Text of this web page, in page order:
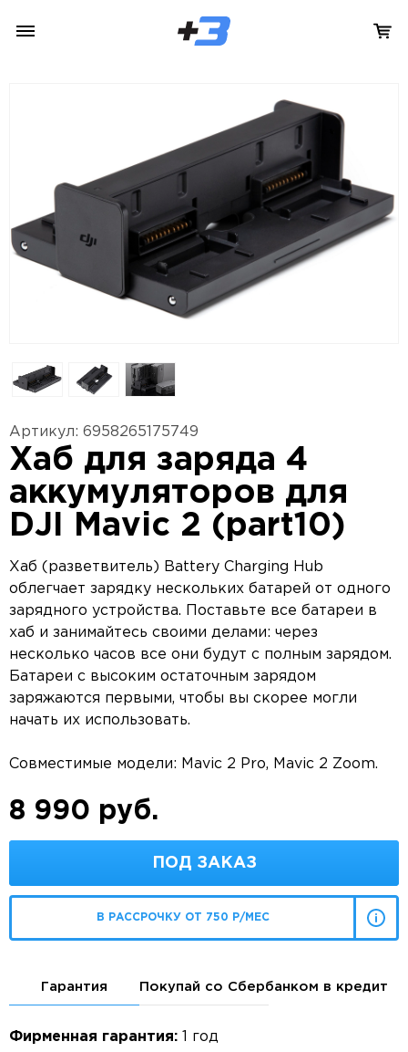
Артикул: 6958265175749
Хаб для заряда 4
аккумуляторов для
DJI Mavic 2 (part10)
Хаб (разветвитель) Battery Charging Hub
облегчает зарядку нескольких батарей от одного
зарядного устройства. Поставьте все батареи в
хаб и занимайтесь своими делами: через
несколько часов все они будут с полным зарядом.
Батареи с высоким остаточным зарядом
заряжаются первыми, чтобы вы скорее могли
начать их использовать.
Совместимые модели: Mavic 2 Pro, Mavic 2 Zoom.
8 990 руб.
ПОД ЗАКАЗ
В РАССРОЧКУ ОТ 750 Р/МЕС
Гарантия Покупай со Сбербанком в кредит
Фирменная гарантия: 1 год